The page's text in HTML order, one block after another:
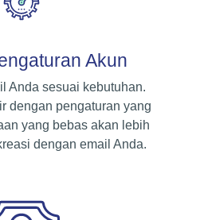
Akun
Anda sesuai kebutuhan.
dengan pengaturan yang
yang bebas akan lebih
dengan email Anda.